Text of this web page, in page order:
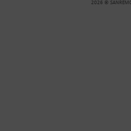
2026 ©